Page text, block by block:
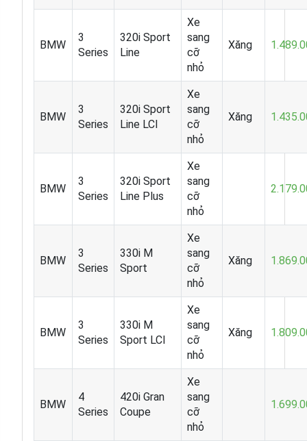
BMW
3
Series
320i Sport
Line
Xe
sang
cỡ
nhỏ
Xăng
BMW
3
Series
320i Sport
Line LCI
Xe
sang
cỡ
nhỏ
Xăng
BMW
3
Series
320i Sport
Line Plus
Xe
sang
cỡ
nhỏ
BMW
3
Series
330i M
Sport
Xe
sang
cỡ
nhỏ
Xăng
BMW
3
Series
330i M
Sport LCI
Xe
sang
cỡ
nhỏ
Xăng
BMW
4
Series
420i Gran
Coupe
Xe
sang
cỡ
nhỏ